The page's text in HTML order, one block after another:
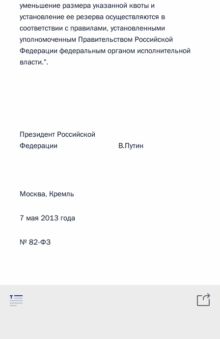
уменьшение размера указанной квоты и
установление ее резерва осуществляются в
соответствии с правилами, установленными
уполномоченным Правительством Российской
Федерации федеральным органом исполнительной
власти.".
Президент Российской
Федерации В.Путин
Москва, Кремль
7 мая 2013 года
№ 82-ФЗ